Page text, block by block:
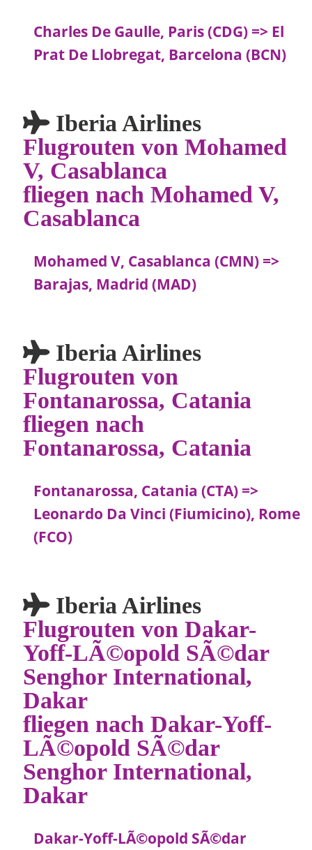
Charles De Gaulle, Paris (CDG) => El
Prat De Llobregat, Barcelona (BCN)
Iberia Airlines
Flugrouten von Mohamed
V, Casablanca
fliegen nach Mohamed V,
Casablanca
Mohamed V, Casablanca (CMN) =>
Barajas, Madrid (MAD)
Iberia Airlines
Flugrouten von
Fontanarossa, Catania
fliegen nach
Fontanarossa, Catania
Fontanarossa, Catania (CTA) =>
Leonardo Da Vinci (Fiumicino), Rome
(FCO)
Iberia Airlines
Flugrouten von Dakar-
Yoff-LÃ©opold SÃ©dar
Senghor International,
Dakar
fliegen nach Dakar-Yoff-
LÃ©opold SÃ©dar
Senghor International,
Dakar
Dakar-Yoff-LÃ©opold SÃ©dar